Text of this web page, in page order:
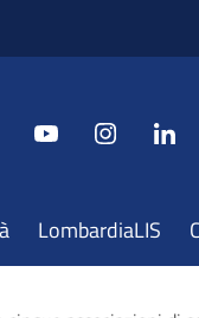
LombardiaLIS